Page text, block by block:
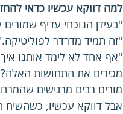
למה דווקא עכשיו כדאי
"בעידן הנוכחי עדיף שמורים
"זה תמיד מדרדר
"אף אחד לא לימד אותנו
מכירים את התחושות האלה?
מורים רבים מרגישים
אבל דווקא עכשיו, כשהשיח